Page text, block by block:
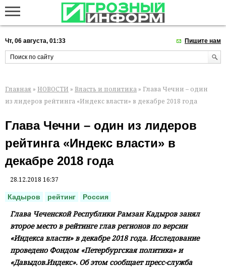
Чт, 06 августа, 01:33 Пишите нам
Главная » НОВОСТИ » Власть и политика » Глава Чечни – один
из лидеров рейтинга «Индекс власти» в декабре 2018 года
Глава Чечни – один из лидеров
рейтинга «Индекс власти» в
декабре 2018 года
28.12.2018 16:37
Кадыров рейтинг Россия
Глава Чеченской Республики Рамзан Кадыров занял
второе место в рейтинге глав регионов по версии
«Индекса власти» в декабре 2018 года. Исследование
проведено Фондом «Петербургская политика» и
«Давыдов.Индекс». Об этом сообщает пресс-служба